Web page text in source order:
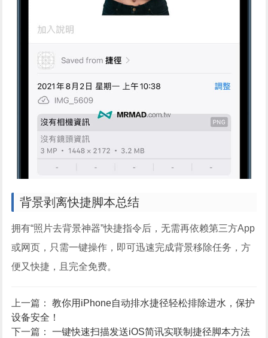
背景剥离快捷脚本总结
拥有“照片去背景神器”快捷指令后，无需再依赖第三方App
或网页，只需一键操作，即可迅速完成背景移除任务，方
便又快捷，且完全免费。
上一篇：教你用iPhone自动排水捷径轻松排除进水，保护
设备安全！
下一篇：一键快速扫描发送iOS简讯实联制捷径脚本方法